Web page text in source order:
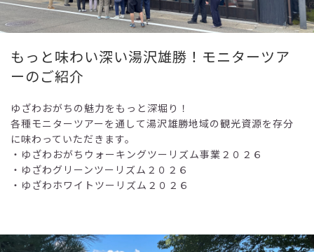
もっと味わい深い湯沢雄勝！モニターツア
ーのご紹介
ゆざわおがちの魅力をもっと深堀り！
各種モニターツアーを通して湯沢雄勝地域の観光資源を存分
に味わっていただきます。
・ゆざわおがちウォーキングツーリズム事業２０２６
・ゆざわグリーンツーリズム２０２６
・ゆざわホワイトツーリズム２０２６